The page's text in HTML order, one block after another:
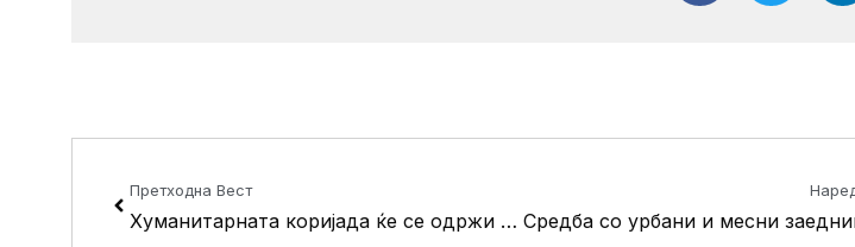
Претходна Вест
Хуманитарната коријада ќе се одржи утре во паркот “Шопен”